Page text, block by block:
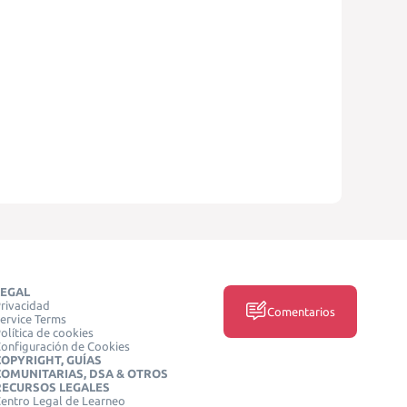
Terms
de cookies
de Cookies
GUÍAS
DSA & OTROS
LEGALES
Legal de Learneo
Comentarios